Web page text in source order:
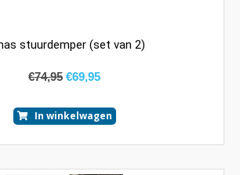
stuurdemper (set van 2)
€74,95 €69,95
In winkelwagen